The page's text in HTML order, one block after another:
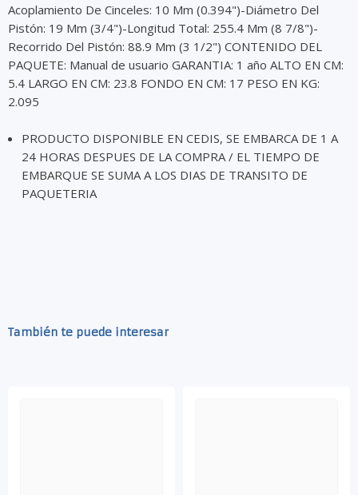
Acoplamiento De Cinceles: 10 Mm (0.394")-Diámetro Del
Pistón: 19 Mm (3/4")-Longitud Total: 255.4 Mm (8 7/8")-
Recorrido Del Pistón: 88.9 Mm (3 1/2") CONTENIDO DEL
PAQUETE: Manual de usuario GARANTIA: 1 año ALTO EN CM:
5.4 LARGO EN CM: 23.8 FONDO EN CM: 17 PESO EN KG:
2.095
PRODUCTO DISPONIBLE EN CEDIS, SE EMBARCA DE 1 A
24 HORAS DESPUES DE LA COMPRA / EL TIEMPO DE
EMBARQUE SE SUMA A LOS DIAS DE TRANSITO DE
PAQUETERIA
También te puede interesar